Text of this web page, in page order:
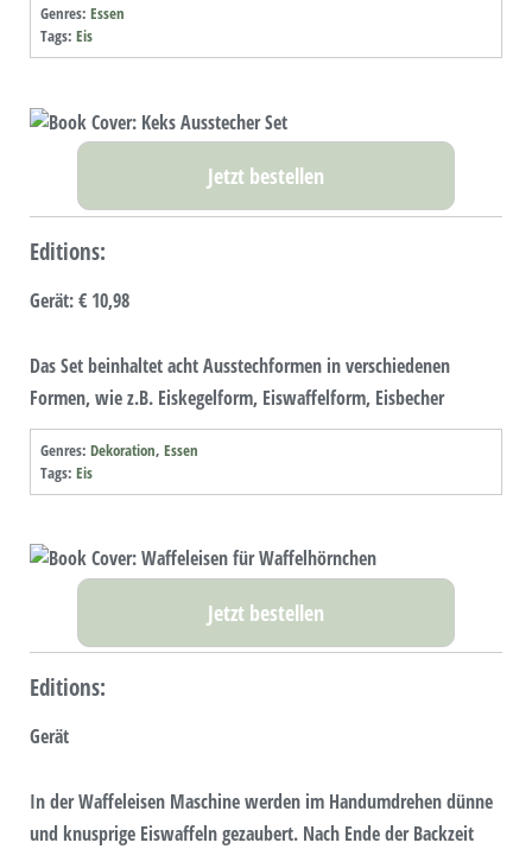
Genres: Essen
Tags: Eis
Jetzt bestellen
Editions:
Gerät:€ 10,98
Das Set beinhaltet acht Ausstechformen in verschiedenen
Formen, wie z.B. Eiskegelform, Eiswaffelform, Eisbecher
Genres: Dekoration, Essen
Tags: Eis
Jetzt bestellen
Editions:
Gerät
In der Waffeleisen Maschine werden im Handumdrehen dünne
und knusprige Eiswaffeln gezaubert. Nach Ende der Backzeit